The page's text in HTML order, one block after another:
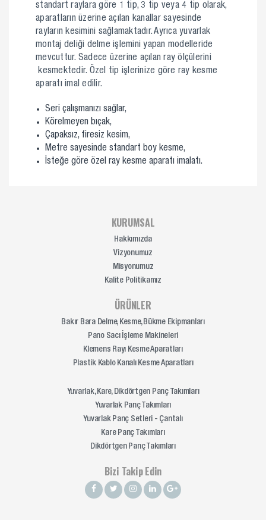
standart raylara göre 1 tip, 3 tip veya 4 tip olarak,
aparatların üzerine açılan kanallar sayesinde
rayların kesimini sağlamaktadır. Ayrıca yuvarlak
montaj deliği delme işlemini yapan modelleride
mevcuttur. Sadece üzerine açılan ray ölçülerini
kesmektedir. Özel tip işlerinize göre ray kesme
aparatı imal edilir.
Seri çalışmanızı sağlar,
Körelmeyen bıçak,
Çapaksız, firesiz kesim,
Metre sayesinde standart boy kesme,
İsteğe göre özel ray kesme aparatı imalatı.
KURUMSAL
Hakkımızda
Vizyonumuz
Misyonumuz
Kalite Politikamız
ÜRÜNLER
Bakır Bara Delme, Kesme, Bükme Ekipmanları
Pano Sacı İşleme Makineleri
Klemens Rayı Kesme Aparatları
Plastik Kablo Kanalı Kesme Aparatları
Yuvarlak, Kare, Dikdörtgen Panç Takımları
Yuvarlak Panç Takımları
Yuvarlak Panç Setleri - Çantalı
Kare Panç Takımları
Dikdörtgen Panç Takımları
Bizi Takip Edin